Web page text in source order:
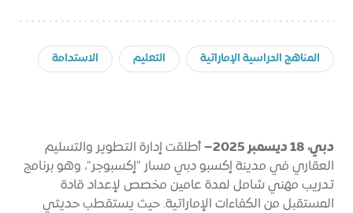
المناهج الدراسية الإماراتية التعليم الاستدامة
دبي، 18 ديسمبر 2025–
أطلقت إدارة التطوير والتسليم
العقاري في مدينة إكسبو دبي مسار "إكسبوجر"، وهو برنامج
تدريب مهني شامل لمدة عامين مخصص لإعداد قادة
المستقبل من الكفاءات الإماراتية. حيث يستقطب حديثي